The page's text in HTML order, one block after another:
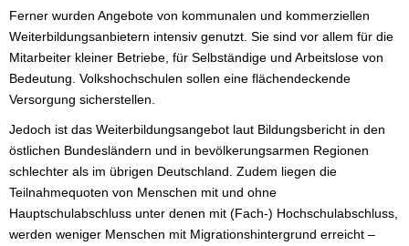
Ferner wurden Angebote von kommunalen und kommerziellen
Weiterbildungsanbietern intensiv genutzt. Sie sind vor allem für die
Mitarbeiter kleiner Betriebe, für Selbständige und Arbeitslose von
Bedeutung. Volkshochschulen sollen eine flächendeckende
Versorgung sicherstellen.
Jedoch ist das Weiterbildungsangebot laut Bildungsbericht in den
östlichen Bundesländern und in bevölkerungsarmen Regionen
schlechter als im übrigen Deutschland. Zudem liegen die
Teilnahmequoten von Menschen mit und ohne
Hauptschulabschluss unter denen mit (Fach-) Hochschulabschluss,
werden weniger Menschen mit Migrationshintergrund erreicht –